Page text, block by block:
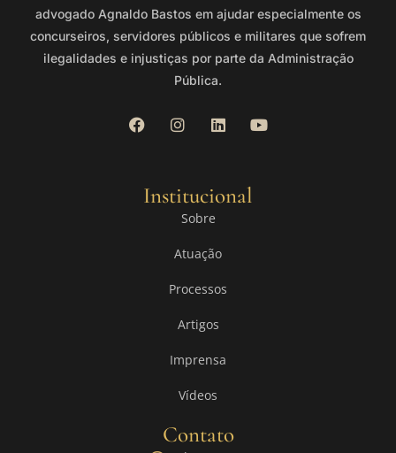
advogado Agnaldo Bastos em ajudar especialmente os
concurseiros, servidores públicos e militares que sofrem
ilegalidades e injustiças por parte da Administração
Pública.
Institucional
Sobre
Atuação
Processos
Artigos
Imprensa
Vídeos
Contato